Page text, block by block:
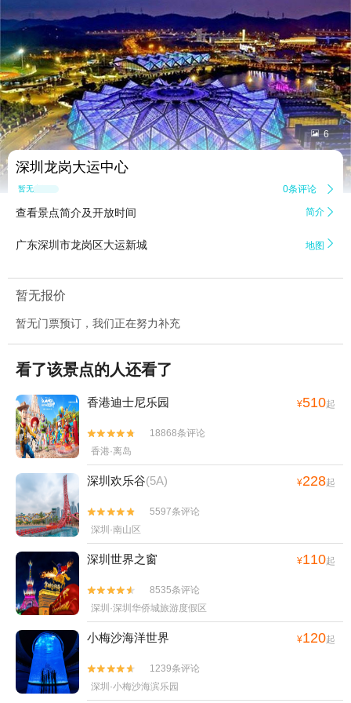
 6
深圳龙岗大运中心
暂无点评 0条评论 
查看景点简介及开放时间 简介 
广东深圳市龙岗区大运新城 地图 
暂无报价
暂无门票预订，我们正在努力补充
看了该景点的人还看了
香港迪士尼乐园 ¥510起


18868条评论
香港·离岛
深圳欢乐谷(5A) ¥228起


5597条评论
深圳·南山区
深圳世界之窗 ¥110起


8535条评论
深圳·深圳华侨城旅游度假区
小梅沙海洋世界 ¥120起


1239条评论
深圳·小梅沙海滨乐园
